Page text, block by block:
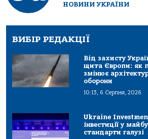
НОВИНИ УКРАЇНИ
ВИБІР РЕДАКЦІЇ
Від захисту
щита Європи: як
змінює
оборони
10:13, 6 Серпня, 2026
Ukraine
інвестиції у
стандарти галузі